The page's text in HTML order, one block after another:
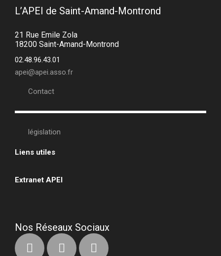
L’APEI de Saint-Amand-Montrond
21 Rue Emile Zola
18200 Saint-Amand-Montrond
02.48.96.43.01
apei@apei.asso.fr
Contact
législation
Liens utiles
Extranet APEI
Nos Réseaux Sociaux